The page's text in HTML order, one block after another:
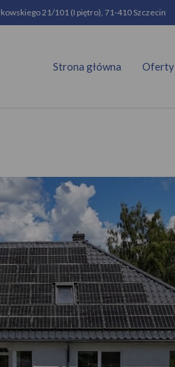
21/101 (I piętro), 71-410 Szczecin
Strona główna Oferty